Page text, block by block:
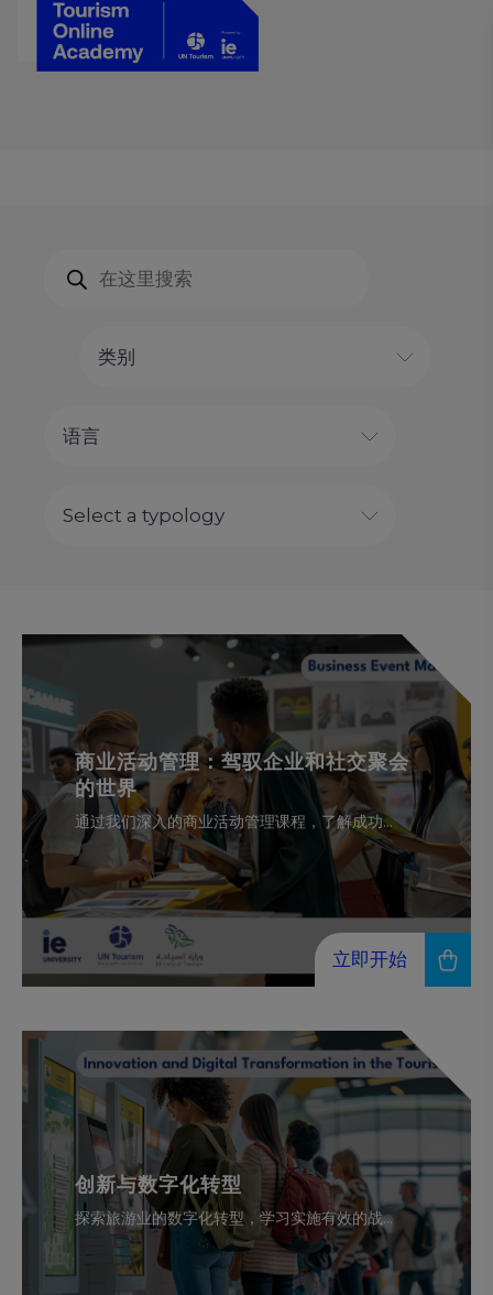
search
商业活动管理：驾驭企业和社交聚会
的世界
通过我们深入的商业活动管理课程，了解成功...
立即开始
创新与数字化转型
探索旅游业的数字化转型，学习实施有效的战...